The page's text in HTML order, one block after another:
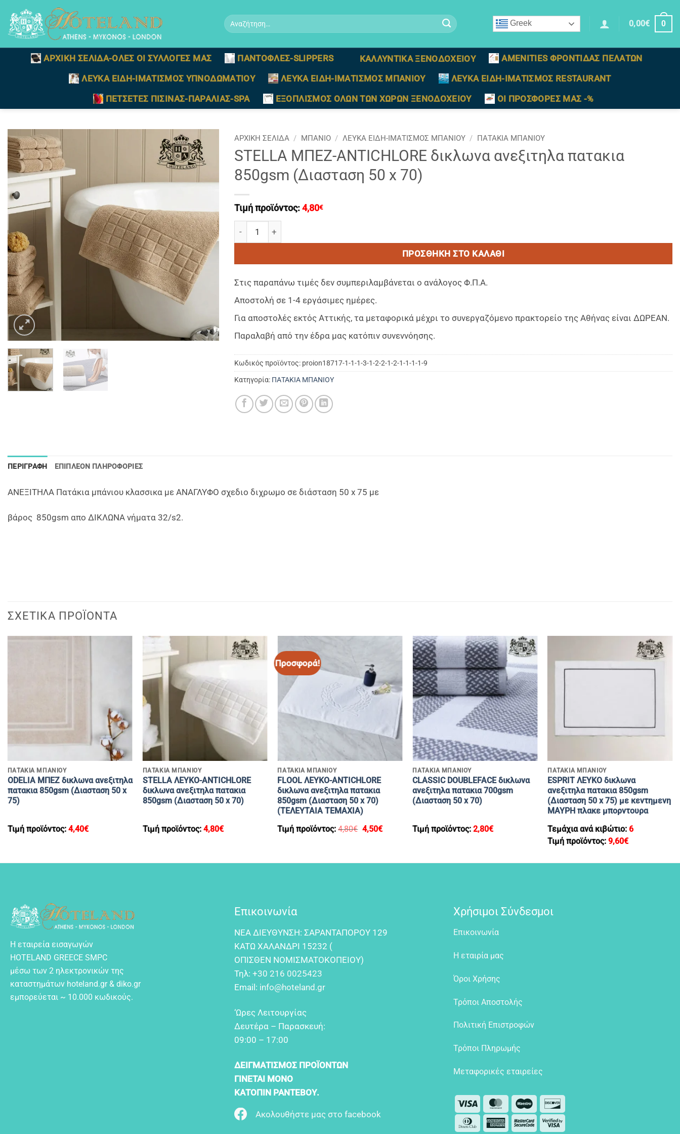
στο
περιεχόμενο
Αναζήτηση
για:
Greek 0,00€ 0
ΑΡΧΙΚΗ ΣΕΛΙΔΑ-ΟΛΕΣ ΟΙ ΣΥΛΛΟΓΕΣ ΜΑΣ ΠΑΝΤΟΦΛΕΣ-SLIPPERS ΚΑΛΛΥΝΤΙΚΑ ΞΕΝΟΔΟΧΕΙΟΥ
AMENITIES ΦΡΟΝΤΙΔΑΣ ΠΕΛΑΤΩΝ
ΛΕΥΚΑ ΕΙΔΗ-ΙΜΑΤΙΣΜΟΣ ΥΠΝΟΔΩΜΑΤΙΟΥ
ΛΕΥΚΑ ΕΙΔΗ-ΙΜΑΤΙΣΜΟΣ ΜΠΑΝΙΟΥ
ΛΕΥΚΑ ΕΙΔΗ-ΙΜΑΤΙΣΜΟΣ RESTAURANT
ΠΕΤΣΕΤΕΣ ΠΙΣΙΝΑΣ-ΠΑΡΑΛΙΑΣ-SPA
ΕΞΟΠΛΙΣΜΟΣ ΟΛΩΝ ΤΩΝ ΧΩΡΩΝ ΞΕΝΟΔΟΧΕΙΟΥ ΟΙ ΠΡΟΣΦΟΡΕΣ ΜΑΣ -%
ΑΡΧΙΚΉ ΣΕΛΊΔΑ / ΜΠΑΝΙΟ / ΛΕΥΚΑ ΕΙΔΗ-ΙΜΑΤΙΣΜΟΣ ΜΠΑΝΙΟΥ / ΠΑΤΑΚΙΑ ΜΠΑΝΙΟΥ
STELLA ΜΠΕΖ-ANTICHLORE δικλωνα ανεξιτηλα πατακια
850gsm (Διασταση 50 x 70)
Τιμή προϊόντος: 4,80€
STELLA ΜΠΕΖ-ANTICHLORE δικλωνα ανεξιτηλα πατακια 850gsm (Διασταση 50 x 70) ποσότητα
ΠΡΟΣΘΉΚΗ ΣΤΟ ΚΑΛΆΘΙ
Στις παραπάνω τιμές δεν συμπεριλαμβάνεται ο ανάλογος Φ.Π.Α.
Αποστολή σε 1-4 εργάσιμες ημέρες.
Για αποστολές εκτός Αττικής, τα μεταφορικά μέχρι το συνεργαζόμενο πρακτορείο της Αθήνας είναι ΔΩΡΕΑΝ.
Παραλαβή από την έδρα μας κατόπιν συνεννόησης.
Κωδικός προϊόντος: proion18717-1-1-1-3-1-2-2-1-2-1-1-1-1-9
Κατηγορία: ΠΑΤΑΚΙΑ ΜΠΑΝΙΟΥ
ΠΕΡΙΓΡΑΦΉ ΕΠΙΠΛΈΟΝ ΠΛΗΡΟΦΟΡΊΕΣ
ΑΝΕΞΙΤΗΛΑ Πατάκια μπάνιου κλασσικα με ΑΝΑΓΛΥΦΟ σχεδιο διχρωμο σε διάσταση 50 x 75 με
βάρος 850gsm απο ΔΙΚΛΩΝΑ νήματα 32/s2.
ΣΧΕΤΙΚΆ ΠΡΟΪΌΝΤΑ
ΠΑΤΑΚΙΑ ΜΠΑΝΙΟΥ
ODELIA ΜΠΕΖ δικλωνα ανεξιτηλα
πατακια 850gsm (Διασταση 50 x
75)
Τιμή προϊόντος: 4,40€
ΠΑΤΑΚΙΑ ΜΠΑΝΙΟΥ
STELLA ΛΕΥΚΟ-ANTICHLORE
δικλωνα ανεξιτηλα πατακια
850gsm (Διασταση 50 x 70)
Τιμή προϊόντος: 4,80€
Προσφορά!
ΠΑΤΑΚΙΑ ΜΠΑΝΙΟΥ
FLOOL ΛΕΥΚΟ-ANTICHLORE
δικλωνα ανεξιτηλα πατακια
850gsm (Διασταση 50 x 70)
(ΤΕΛΕΥΤΑΙΑ ΤΕΜΑΧΙΑ)
Τιμή προϊόντος:4,80€ Original
4,50€Η
4,50€.
+
ΠΑΤΑΚΙΑ ΜΠΑΝΙΟΥ
CLASSIC DOUBLEFACE δικλωνα
ανεξιτηλα πατακια 700gsm
(Διασταση 50 x 70)
Τιμή προϊόντος:2,80€
ΠΑΤΑΚΙΑ ΜΠΑΝΙΟΥ
ESPRIT ΛΕΥΚΟ δικλωνα
ανεξιτηλα πατακια 850gsm
(Διασταση 50 x 75) με κεντημενη
ΜΑΥΡΗ πλακε μπορντουρα
Τεμάχια ανά κιβώτιο: 6
Τιμή προϊόντος: 9,60€
Η εταιρεία εισαγωγών
HOTELAND GREECE SMPC
μέσω των 2 ηλεκτρονικών της
καταστημάτων hoteland.gr & diko.gr
εμπορεύεται ~ 10.000 κωδικούς.
Επικοινωνία
NEA ΔIEYΘYNΣH: ΣAPANTAΠOPOY 129
KATΩ XAΛANΔPI 15232 (
OΠIΣΘEN NOMIΣMATOKOΠEIOY)
Τηλ: +30 216 0025423
Email: info@hoteland.gr
‘Ωρες Λειτουργίας
Δευτέρα – Παρασκευή:
09:00 – 17:00
ΔΕΙΓΜΑΤΙΣΜΟΣ ΠΡΟΪΟΝΤΩΝ
ΓΙΝΕΤΑΙ ΜΟΝΟ
ΚΑΤΟΠΙΝ ΡΑΝΤΕΒΟΥ.
Ακολουθήστε μας στο facebook
Χρήσιμοι Σύνδεσμοι
Επικοινωνία
Η εταιρία μας
Όροι Χρήσης
Τρόποι Αποστολής
Πολιτική Επιστροφών
Τρόποι Πληρωμής
Μεταφορικές εταιρείες
Visa MasterCardMaestro
Dinners AmericanMasterCard
Visa